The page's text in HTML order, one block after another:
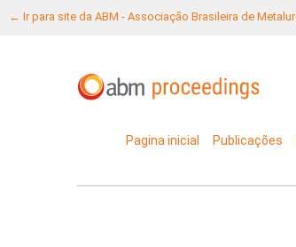
← Ir para site da ABM - Associação Brasileira de
Pagina inicial Publicações